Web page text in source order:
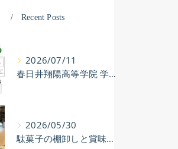
2024年度 訪問施設先
Recent Posts
2026/07/11
春日井翔陽高等学院 学校説明会開催！
2026/05/30
駄菓子の棚卸しと賞味期限チェック